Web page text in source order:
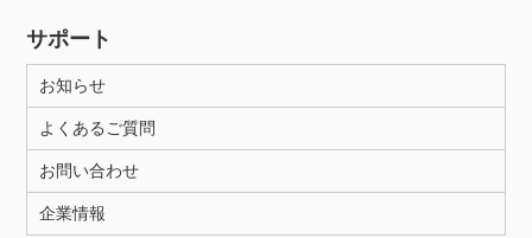
サポート
お知らせ
よくあるご質問
お問い合わせ
企業情報